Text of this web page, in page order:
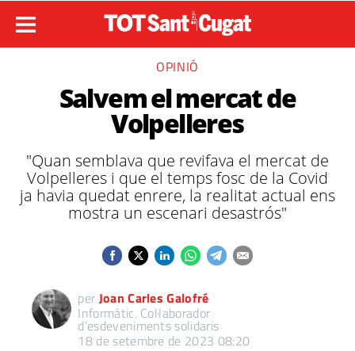
OPINIÓ
Salvem el mercat de
Volpelleres
"Quan semblava que revifava el mercat de
Volpelleres i que el temps fosc de la Covid
ja havia quedat enrere, la realitat actual ens
mostra un escenari desastrós"
per Joan Carles Galofré
Informàtic. Col·laborador
d’esdeveniments solidaris
18 de setembre de 2023 08:20